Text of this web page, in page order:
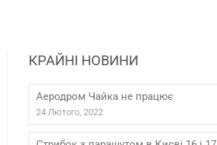
КРАЙНІ НОВИНИ
Аеродром Чайка не працює
24 Лютого, 2022